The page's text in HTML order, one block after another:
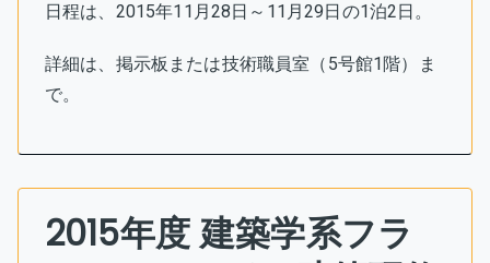
日程は、2015年11月28日～11月29日の1泊2日。
詳細は、掲示板または技術職員室（5号館1階）ま
で。
2015年度 建築学系フラ